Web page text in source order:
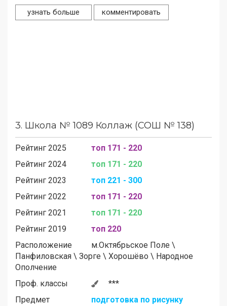
узнать больше комментировать
3. Школа № 1089 Коллаж (СОШ № 138)
Рейтинг 2025
топ 171 - 220
Рейтинг 2024
топ 171 - 220
Рейтинг 2023
топ 221 - 300
Рейтинг 2022
топ 171 - 220
Рейтинг 2021
топ 171 - 220
Рейтинг 2019
топ 220
Расположение
м.Октябрьское Поле \
Панфиловская \ Зорге \ Хорошёво \ Народное
Ополчение
Проф. классы
***
Предмет
подготовка по рисунку